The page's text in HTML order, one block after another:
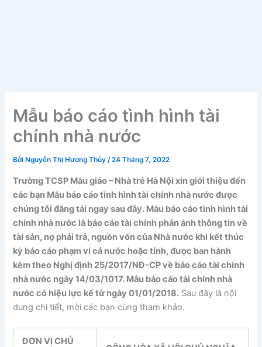
Mẫu báo cáo tình hình tài
chính nhà nước
Bởi Nguyễn Thị Hương Thủy/24 Tháng 7, 2022
Trường TCSP Mẫu giáo – Nhà trẻ Hà Nội xin giới thiệu đến
các bạn Mẫu báo cáo tình hình tài chính nhà nước được
chúng tôi đăng tải ngay sau đây. Mẫu báo cáo tình hình tài
chính nhà nước là báo cáo tài chính phản ánh thông tin về
tài sản, nợ phải trả, nguồn vốn của Nhà nước khi kết thúc
kỳ báo cáo phạm vi cả nước hoặc tỉnh, được ban hành
kèm theo Nghị định 25/2017/NĐ-CP về báo cáo tài chính
nhà nước ngày 14/03/1017. Mẫu báo cáo tài chính nhà
nước có hiệu lực kể từ ngày 01/01/2018. Sau đây là nội
dung chi tiết, mời các bạn cùng tham khảo.
ĐƠN VỊ CHỦ